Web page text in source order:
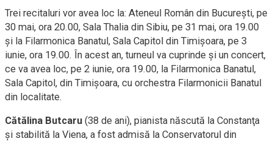
Trei recitaluri vor avea loc la: Ateneul Român din Bucureşti, pe
30 mai, ora 20.00, Sala Thalia din Sibiu, pe 31 mai, ora 19.00
şi la Filarmonica Banatul, Sala Capitol din Timişoara, pe 3
iunie, ora 19.00. În acest an, turneul va cuprinde şi un concert,
ce va avea loc, pe 2 iunie, ora 19.00, la Filarmonica Banatul,
Sala Capitol, din Timişoara, cu orchestra Filarmonicii Banatul
din localitate.
Cătălina Butcaru (38 de ani), pianista născută la Constanţa
şi stabilită la Viena, a fost admisă la Conservatorul din